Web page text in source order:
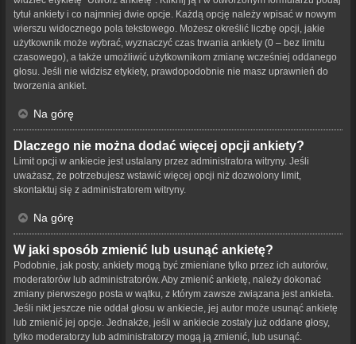
tytuł ankiety i co najmniej dwie opcje. Każdą opcję należy wpisać w nowym
wierszu widocznego pola tekstowego. Możesz określić liczbę opcji, jakie
użytkownik może wybrać, wyznaczyć czas trwania ankiety (0 – bez limitu
czasowego), a także umożliwić użytkownikom zmianę wcześniej oddanego
głosu. Jeśli nie widzisz etykiety, prawdopodobnie nie masz uprawnień do
tworzenia ankiet.
Na górę
Dlaczego nie można dodać więcej opcji ankiety?
Limit opcji w ankiecie jest ustalany przez administratora witryny. Jeśli
uważasz, że potrzebujesz wstawić więcej opcji niż dozwolony limit,
skontaktuj się z administratorem witryny.
Na górę
W jaki sposób zmienić lub usunąć ankietę?
Podobnie, jak posty, ankiety mogą być zmieniane tylko przez ich autorów,
moderatorów lub administratorów. Aby zmienić ankietę, należy dokonać
zmiany pierwszego posta w wątku, z którym zawsze związana jest ankieta.
Jeśli nikt jeszcze nie oddał głosu w ankiecie, jej autor może usunąć ankietę
lub zmienić jej opcje. Jednakże, jeśli w ankiecie zostały już oddane głosy,
tylko moderatorzy lub administratorzy mogą ją zmienić, lub usunąć.